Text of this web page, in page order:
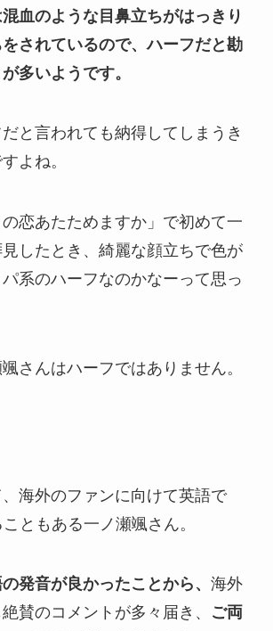
血のような目鼻立ちがはっきり
されているので、ハーフだと勘
多いようです。
と言われても納得してしまうき
よね。
恋あたためますか」で初めて一
したとき、綺麗な顔立ちで色が
系のハーフなのかなーって思っ
さんはハーフではありません。
海外のファンに向けて英語で
ともある一ノ瀬颯さん。
発音が良かったことから、 海外
賛のコメントが多々届き、
ご両